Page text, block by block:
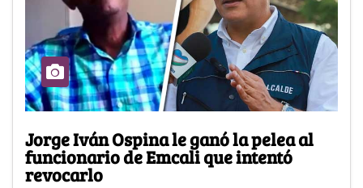
Jorge Iván Ospina le ganó la pelea al
funcionario de Emcali que intentó
revocarlo